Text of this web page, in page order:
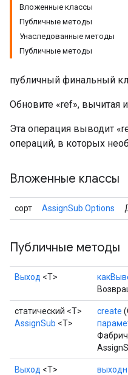
Вложенные классы
Публичные методы
Унаследованные методы
Публичные методы
публичный финальный
Обновите «ref», вычитая
Эта операция выводит
операций, в которых
Вложенные классы
сорт AssignSub.Options
Публичные методы
Выход <Т>
статический <T>
AssignSub <T>
create
Выход <Т>